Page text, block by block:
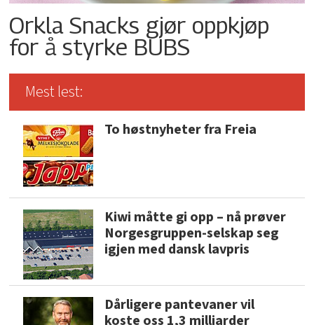
Orkla Snacks gjør oppkjøp
for å styrke BUBS
Mest lest:
To høstnyheter fra Freia
Kiwi måtte gi opp – nå prøver
Norgesgruppen-selskap seg
igjen med dansk lavpris
Dårligere pantevaner vil
koste oss 1,3 milliarder